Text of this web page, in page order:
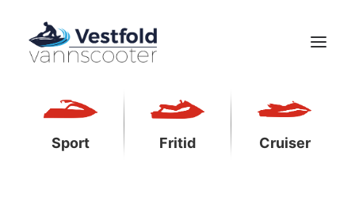
Sport Fritid Cruiser